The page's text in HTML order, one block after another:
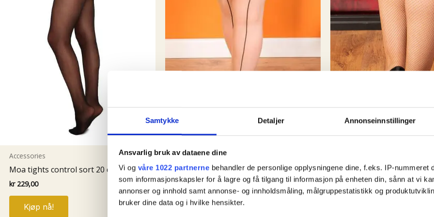
Samtykke Detaljer Annonseinnstillinger
Ansvarlig bruk av dataene dine
Vi og våre 1022 partnerne behandler de personlige opplysningene dine, f.eks. IP-nummeret
som informasjonskapsler for å lagre og få tilgang til informasjon på enheten din, sånn at vi
annonser og innhold samt annonse- og innholdsmåling, målgruppestatistikk og
bruker dine data og i hvilke hensikter.
selv handlet i
) så hvorfor skal
kule byene har?
vikarer og
spennende å se hva
Accessories
Moa tights control sort 20 denier
kr229,00
Kjøp nå!
Dette
50-talls klær
Contrast Seamed Tights Champagne
Black
kr229,00
Dette
kr 229,00
Dette